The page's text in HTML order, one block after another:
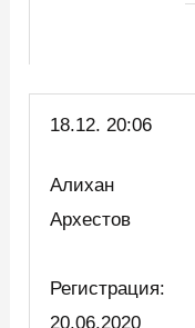
18.12. 20:06
Алихан
Архестов
Регистрация:
20.06.2020